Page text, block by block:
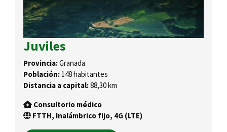
Juviles
Provincia:Granada
Población: 148 habitantes
Distancia a capital:88,30 km
Consultorio médico
FTTH, Inalámbrico fijo, 4G (LTE)